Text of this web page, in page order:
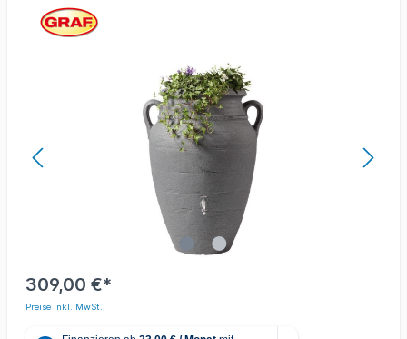
309,00 €*
Preise inkl. MwSt.